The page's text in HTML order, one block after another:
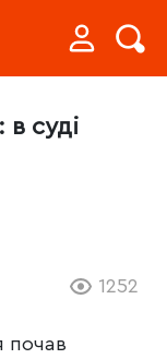
в суді
1252
почав